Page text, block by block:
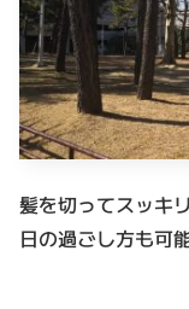
髪を切ってスッキ
日の過ごし方も可